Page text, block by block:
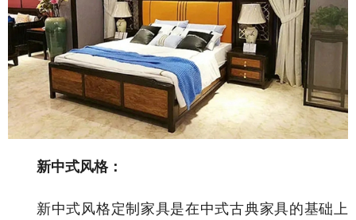
新中式风格：
新中式风格定制家具是在中式古典家具的基础上